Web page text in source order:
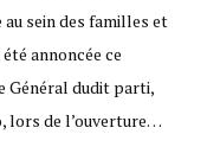
sein des familles et
annoncée ce
Général dudit parti,
lors de l’ouverture…